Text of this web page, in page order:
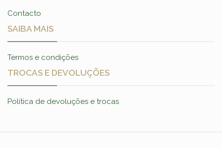
Contacto
SAIBA MAIS
Termos e condições
TROCAS E DEVOLUÇÕES
Política de devoluções e trocas